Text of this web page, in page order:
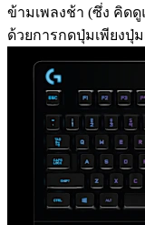
ข้ามเพลงช้า (ซึ่ง คิด
ด้วยการกดปุ่มเพียงปุ่ม